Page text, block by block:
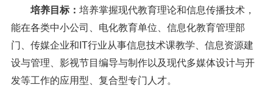
培养目标： 培养掌握现代教育理论和信息传播技术，
能在各类中小公司、电化教育单位、信息化教育管理部
门、传媒企业和 IT行业从事信息技术课教学、信息资源建
设与管理、影视节目编导与制作以及现代多媒体设计与开
发等工作的应用型、复合型专门人才。